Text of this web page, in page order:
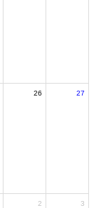
26 27
2 3